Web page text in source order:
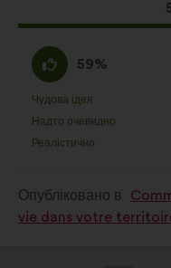
За
:
59%
Чудова ідея
:разів
Надто очевидно
:разів
Реалістично
:разів
Опубліковано в
vie dans votre